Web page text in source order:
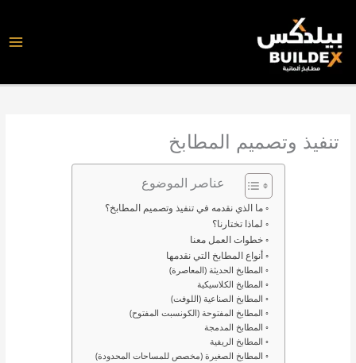
المحتوى
تنفيذ وتصميم المطابخ
عناصر الموضوع
ما الذي نقدمه في تنفيذ وتصميم المطابخ؟
لماذا تختارنا؟
خطوات العمل معنا
أنواع المطابخ التي نقدمها
المطابخ الحديثة (المعاصرة)
المطابخ الكلاسيكية
المطابخ الصناعية (اللوفت)
المطابخ المفتوحة (الكونسبت المفتوح)
المطابخ المدمجة
المطابخ الريفية
المطابخ الصغيرة (مخصص للمساحات المحدودة)